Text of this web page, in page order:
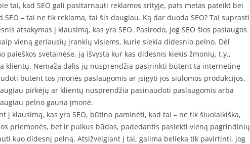
tai, kad SEO gali pasitarnauti reklamos srityje, pats metas pateikt bei
– tai ne tik reklama, tai šis daugiau. Ką dar duoda SEO? Tai suprasti
atsakymas į klausimą, kas yra SEO. Pasirodo, jog SEO šios paslaugos
vieną geriausių įrankių visiems, kurie siekia didesnio pelno. Dėl
paieškos svetainėse, ją išvysta kur kas didesnis kiekis žmonių, t.y.,
klientų. Nemaža dalis jų nusprendžia pasirinkti būtent tą internetinę
būtent tos įmonės paslaugomis ar įsigyti jos siūlomos produkcijos.
pirkėjų ar klientų nusprendžia pasinaudoti paslaugomis arba
pelno gauna įmonė.
į klausimą, kas yra SEO, būtina paminėti, kad tai – ne tik šiuolaikiška,
priemonės, bet ir puikus būdas, padedantis pasiekti vieną pagrindinių
kuo didesnį pelną. Atsižvelgiant į tai, galima belieka tik pavirtinti, jog